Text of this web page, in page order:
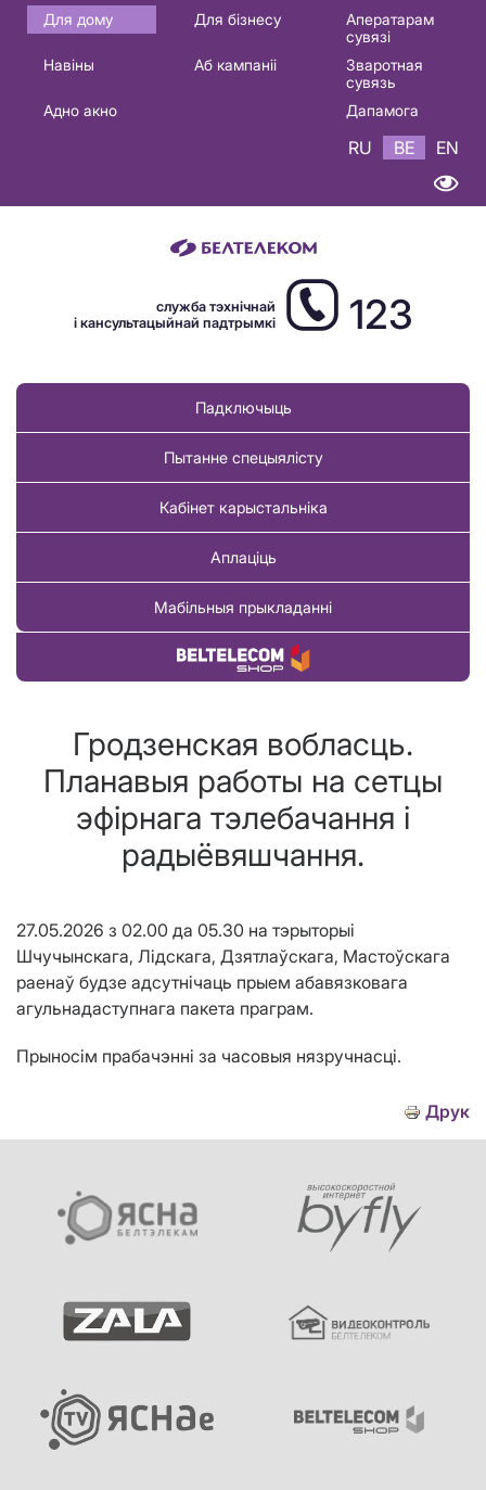
Основная
навигация
Для дому Для бізнесу
Аператарам
сувязі
Навіны
Аб кампаніі
Зваротная
сувязь
Адно акно
Дапамога
RU BE EN
служба тэхнічнай
і кансультацыйнай падтрымкі
123
Падключыць
Пытанне спецыялісту
Кабінет карыстальніка
Аплаціць
Мабільныя прыкладанні
Купіць тавар
Гродзенская вобласць.
Планавыя работы на сетцы
эфірнага тэлебачання і
радыёвяшчання.
27.05.2026 з 02.00 да 05.30 на тэрыторыі
Шчучынскага, Лідскага, Дзятлаўскага, Мастоўскага
раенаў будзе адсутнічаць прыем абавязковага
агульнадаступнага пакета праграм.
Прыносім прабачэнні за часовыя нязручнасці.
Друк